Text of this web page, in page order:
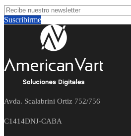
Suscribirme
Avda. Scalabrini Ortiz 752/756
C1414DNJ-CABA